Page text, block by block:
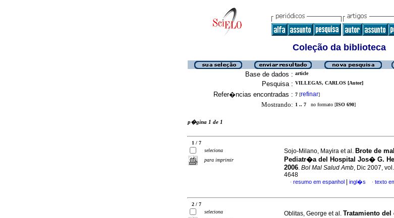
Coleção da biblioteca
Base de dados : article
Pesquisa : VILLEGAS, CARLOS [Autor]
Refer�ncias encontradas : 7 [refinar]
Mostrando: 1 .. 7 no formato [ISO 690]
p�gina 1 de 1
1 / 7
seleciona
para imprimir
Sojo-Milano, Mayira et al. Brote de
Pediatr�a del Hospital Jos� G.
2006. Bol Mal Salud Amb, Dic 2007,
4648
· resumo em espanhol ingl�s · texto
2 / 7
seleciona
Oblitas, George et al. Tratamiento